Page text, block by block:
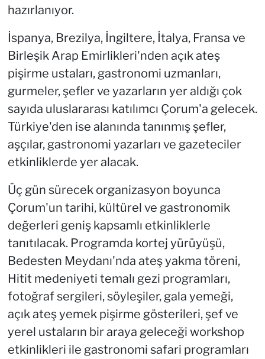
hazırlanıyor.
İspanya, Brezilya, İngiltere, İtalya, Fransa ve
Birleşik Arap Emirlikleri'nden açık ateş
pişirme ustaları, gastronomi uzmanları,
gurmeler, şefler ve yazarların yer aldığı çok
sayıda uluslararası katılımcı Çorum'a gelecek.
Türkiye'den ise alanında tanınmış şefler,
aşçılar, gastronomi yazarları ve gazeteciler
etkinliklerde yer alacak.
Üç gün sürecek organizasyon boyunca
Çorum'un tarihi, kültürel ve gastronomik
değerleri geniş kapsamlı etkinliklerle
tanıtılacak. Programda kortej yürüyüşü,
Bedesten Meydanı'nda ateş yakma töreni,
Hitit medeniyeti temalı gezi programları,
fotoğraf sergileri, söyleşiler, gala yemeği,
açık ateş yemek pişirme gösterileri, şef ve
yerel ustaların bir araya geleceği workshop
etkinlikleri ile gastronomi safari programları